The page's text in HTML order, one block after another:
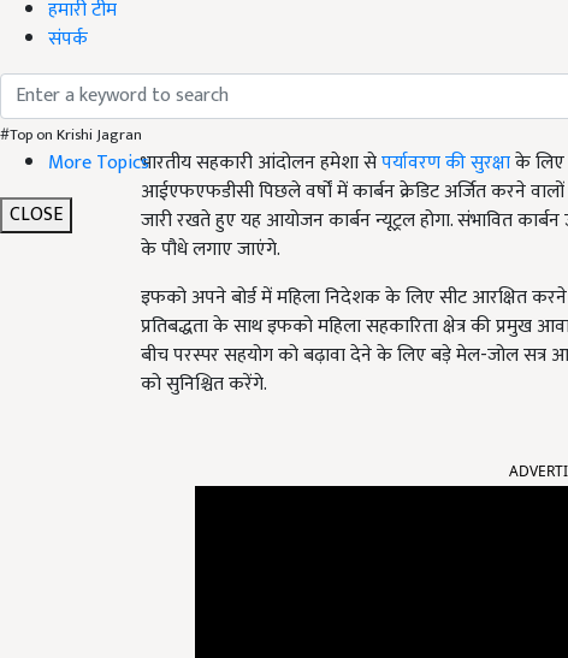
हमारी टीम
संपर्क
#Top on Krishi Jagran
More Topics
CLOSE
भारतीय सहकारी आंदोलन हमेशा सेपर्यावरण की सुरक्षाके लिए
आईएफएफडीसी पिछले वर्षों में कार्बन क्रेडिट अर्जित करने
जारी रखते हुए यह आयोजन कार्बन न्यूट्रल होगा. संभावित
के पौधे लगाए जाएंगे.
इफको अपने बोर्ड में महिला निदेशक के लिए सीट आरक्षित
प्रतिबद्धता के साथ इफको महिला सहकारिता क्षेत्र की
बीच परस्पर सहयोग को बढ़ावा देने के लिए बड़े मेल-जोल सत्र
को सुनिश्चित करेंगे.